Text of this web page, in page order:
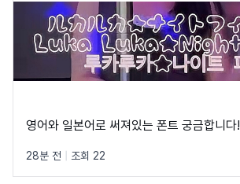
영어와 일본어로 써져있는 폰트 궁금합니다!
28분 전 조회 22